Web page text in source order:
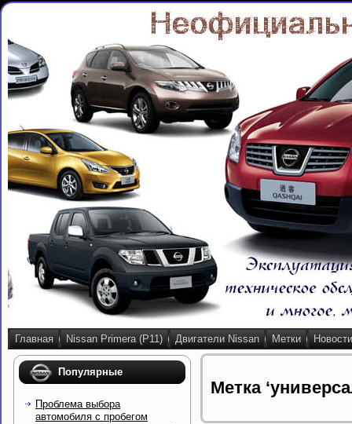
Главная Nissan Primera (P11) Двигатели Nissan Метки Новости
Популярные
Проблема выбора
автомобиля с пробегом
Метка